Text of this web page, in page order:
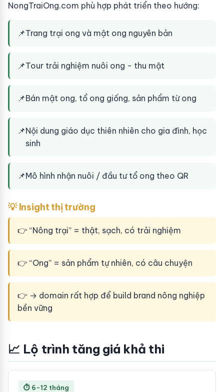
NongTraiOng.com phù hợp phát triển theo hướng:
📌Trang trại ong và mật ong nguyên bản
📌Tour trải nghiệm nuôi ong - thu mật
📌Bán mật ong, tổ ong giống, sản phẩm từ ong
📌Nội dung giáo dục thiên nhiên cho gia đình, học
sinh
📌Mô hình nhận nuôi / đầu tư tổ ong theo QR
💡 Insight thị trường
👉 “Nông trại” = thật, sạch, có trải nghiệm
👉 “Ong” = sản phẩm tự nhiên, có câu chuyện
👉 → domain rất hợp để build brand nông nghiệp
bền vững
📈 Lộ trình tăng giá khả thi
⏱ 6-12 tháng